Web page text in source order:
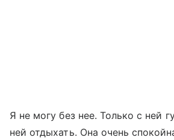
Я не могу без нее. Только с ней
ней отдыхать. Она очень